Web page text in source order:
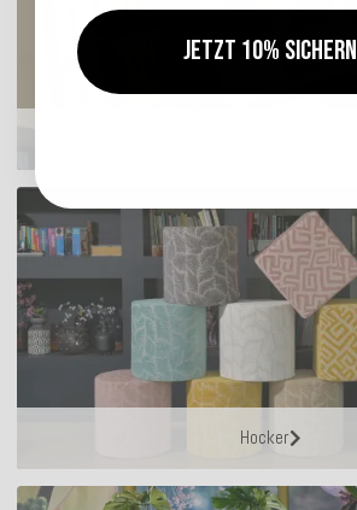
Hocker
Jetzt 10% sichern